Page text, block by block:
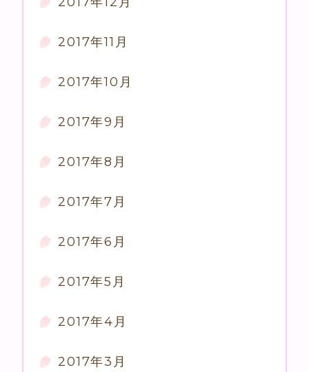
2017年11月
2017年10月
2017年9月
2017年8月
2017年7月
2017年6月
2017年5月
2017年4月
2017年3月